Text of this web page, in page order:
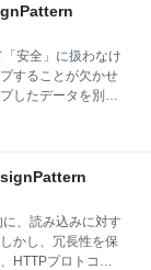
にキューイング
を使った方が良
トを正確に理解
の再開発はしない
して「このシステ
安全」に扱わなけ
することが欠かせ
したデータを別拠
ップはテープ交換
自動化が困難であ
な自動化は困難で
は安全で容量制限
ともいわれる）」
したバックアップ
はよく用いられる
、読み込みに対す
かし、冗長性を保
HTTPプロトコル